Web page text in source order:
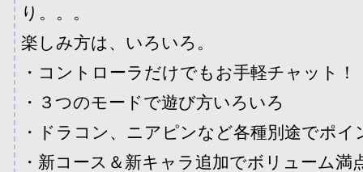
り。。。
楽しみ方は、いろいろ。
・コントローラだけでもお手軽チャット！
・３つのモードで遊び方いろいろ
・ドラコン、ニアピンなど各種別途でポ
・新コース＆新キャラ追加でボリューム満